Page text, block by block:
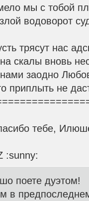
мы с тобой
водоворот
трясут нас
скалы вновь
заодно
приплыть не
тебе,
:sunny:
поете дуэтом!
в